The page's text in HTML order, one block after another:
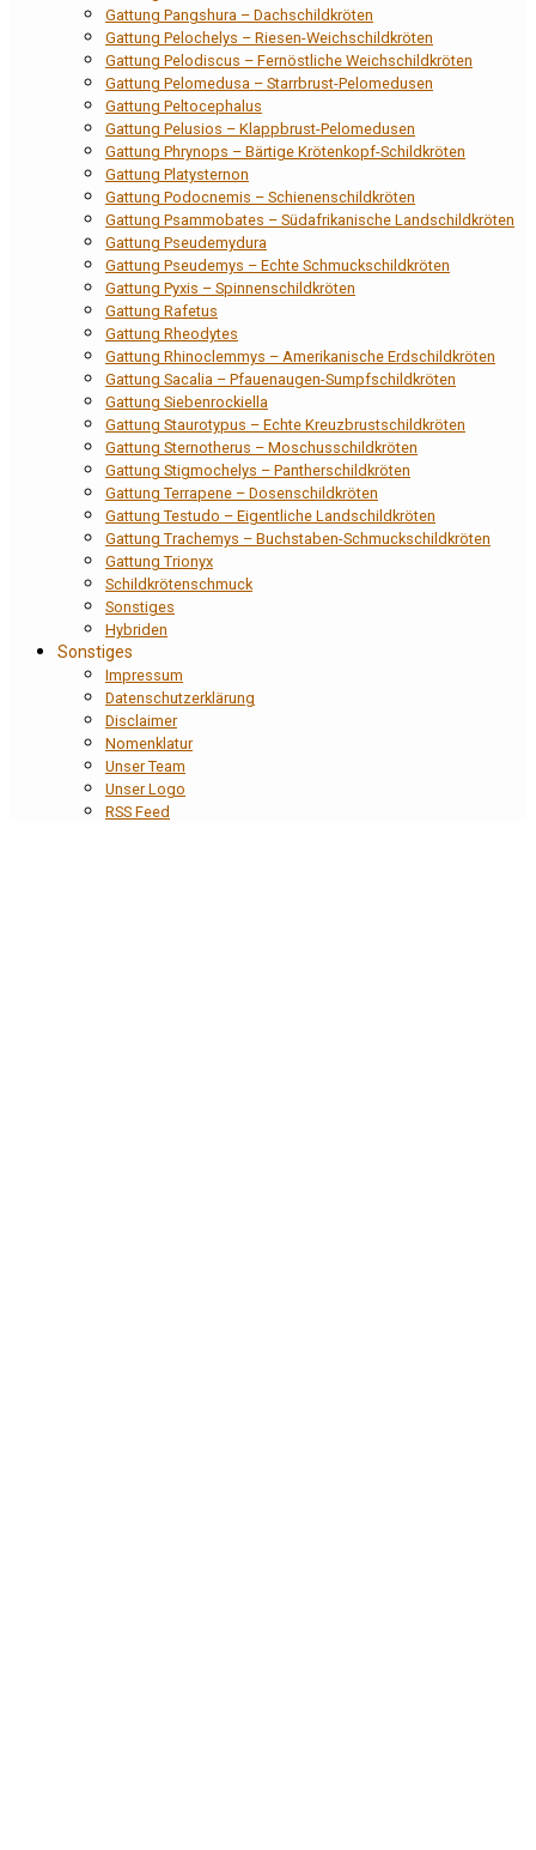
Gattung Pangshura – Dachschildkröten
Gattung Pelochelys – Riesen-Weichschildkröten
Gattung Pelodiscus – Fernöstliche Weichschildkröten
Gattung Pelomedusa – Starrbrust-Pelomedusen
Gattung Peltocephalus
Gattung Pelusios – Klappbrust-Pelomedusen
Gattung Phrynops – Bärtige Krötenkopf-Schildkröten
Gattung Platysternon
Gattung Podocnemis – Schienenschildkröten
Gattung Psammobates – Südafrikanische Landschildkröten
Gattung Pseudemydura
Gattung Pseudemys – Echte Schmuckschildkröten
Gattung Pyxis – Spinnenschildkröten
Gattung Rafetus
Gattung Rheodytes
Gattung Rhinoclemmys – Amerikanische Erdschildkröten
Gattung Sacalia – Pfauenaugen-Sumpfschildkröten
Gattung Siebenrockiella
Gattung Staurotypus – Echte Kreuzbrustschildkröten
Gattung Sternotherus – Moschusschildkröten
Gattung Stigmochelys – Pantherschildkröten
Gattung Terrapene – Dosenschildkröten
Gattung Testudo – Eigentliche Landschildkröten
Gattung Trachemys – Buchstaben-Schmuckschildkröten
Gattung Trionyx
Schildkrötenschmuck
Sonstiges
Hybriden
Sonstiges
Impressum
Datenschutzerklärung
Disclaimer
Nomenklatur
Unser Team
Unser Logo
RSS Feed